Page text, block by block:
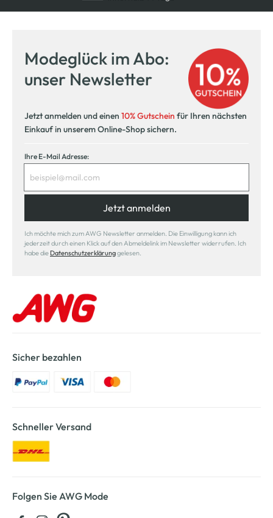
Modeglück im Abo:
unser Newsletter
Jetzt anmelden und einen 10% Gutschein für Ihren nächsten
Einkauf in unserem Online-Shop sichern.
Ihre E-Mail Adresse:
Jetzt anmelden
Ich möchte mich zum AWG Newsletter anmelden. Die Einwilligung kann ich
jederzeit durch einen Klick auf den Abmeldelink im Newsletter widerrufen. Ich
habe die Datenschutzerklärunggelesen.
Sicher bezahlen
Schneller Versand
Folgen Sie AWG Mode